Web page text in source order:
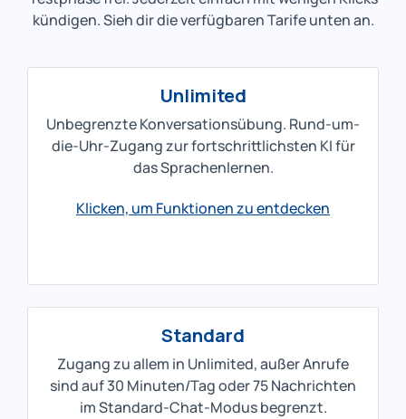
kündigen. Sieh dir die verfügbaren Tarife unten an.
Unlimited
Unbegrenzte Konversationsübung. Rund-um-
die-Uhr-Zugang zur fortschrittlichsten KI für
das Sprachenlernen.
Klicken, um Funktionen zu entdecken
Standard
Zugang zu allem in Unlimited, außer Anrufe
sind auf 30 Minuten/Tag oder 75 Nachrichten
im Standard-Chat-Modus begrenzt.